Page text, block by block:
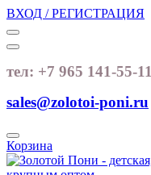
ВХОД / РЕГИСТРАЦИЯ
тел: +7 965 141-55-11
sales@zolotoi-poni.ru
Корзина